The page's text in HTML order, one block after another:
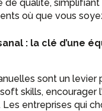
de qualité, simplifiant
où que vous
: la clé d’une
sont un levier
skills, encourager
Les entreprises qui